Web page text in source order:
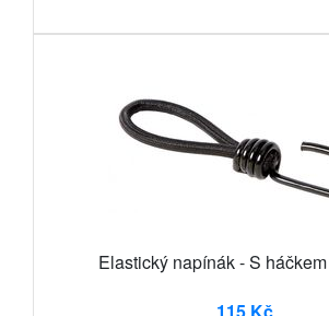
Elastický napínák - S
115 Kč